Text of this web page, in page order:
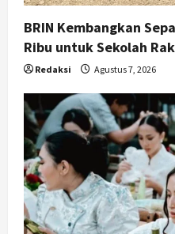
BRIN Kembangkan
Ribu untuk Sekolah
Redaksi Agustus 7, 2026